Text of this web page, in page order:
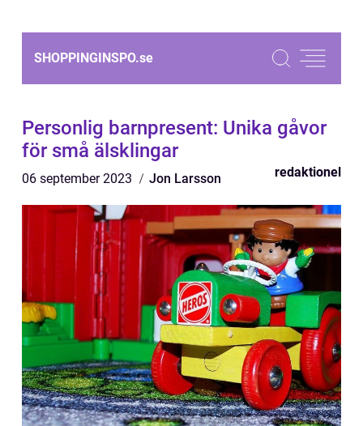
SHOPPINGINSPO.se
Personlig barnpresent: Unika gåvor
för små älsklingar
06 september 2023 Jon Larsson redaktionel